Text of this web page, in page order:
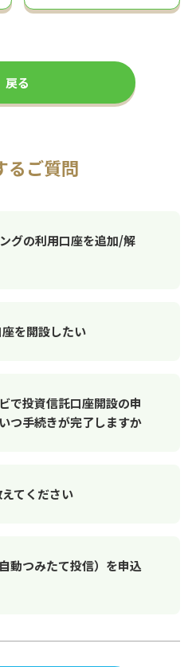
戻る
るご質問
グの利用口座を追加/解
を開設したい
で投資信託口座開設の申
つ手続きが完了しますか
てください
動つみたて投信）を申込